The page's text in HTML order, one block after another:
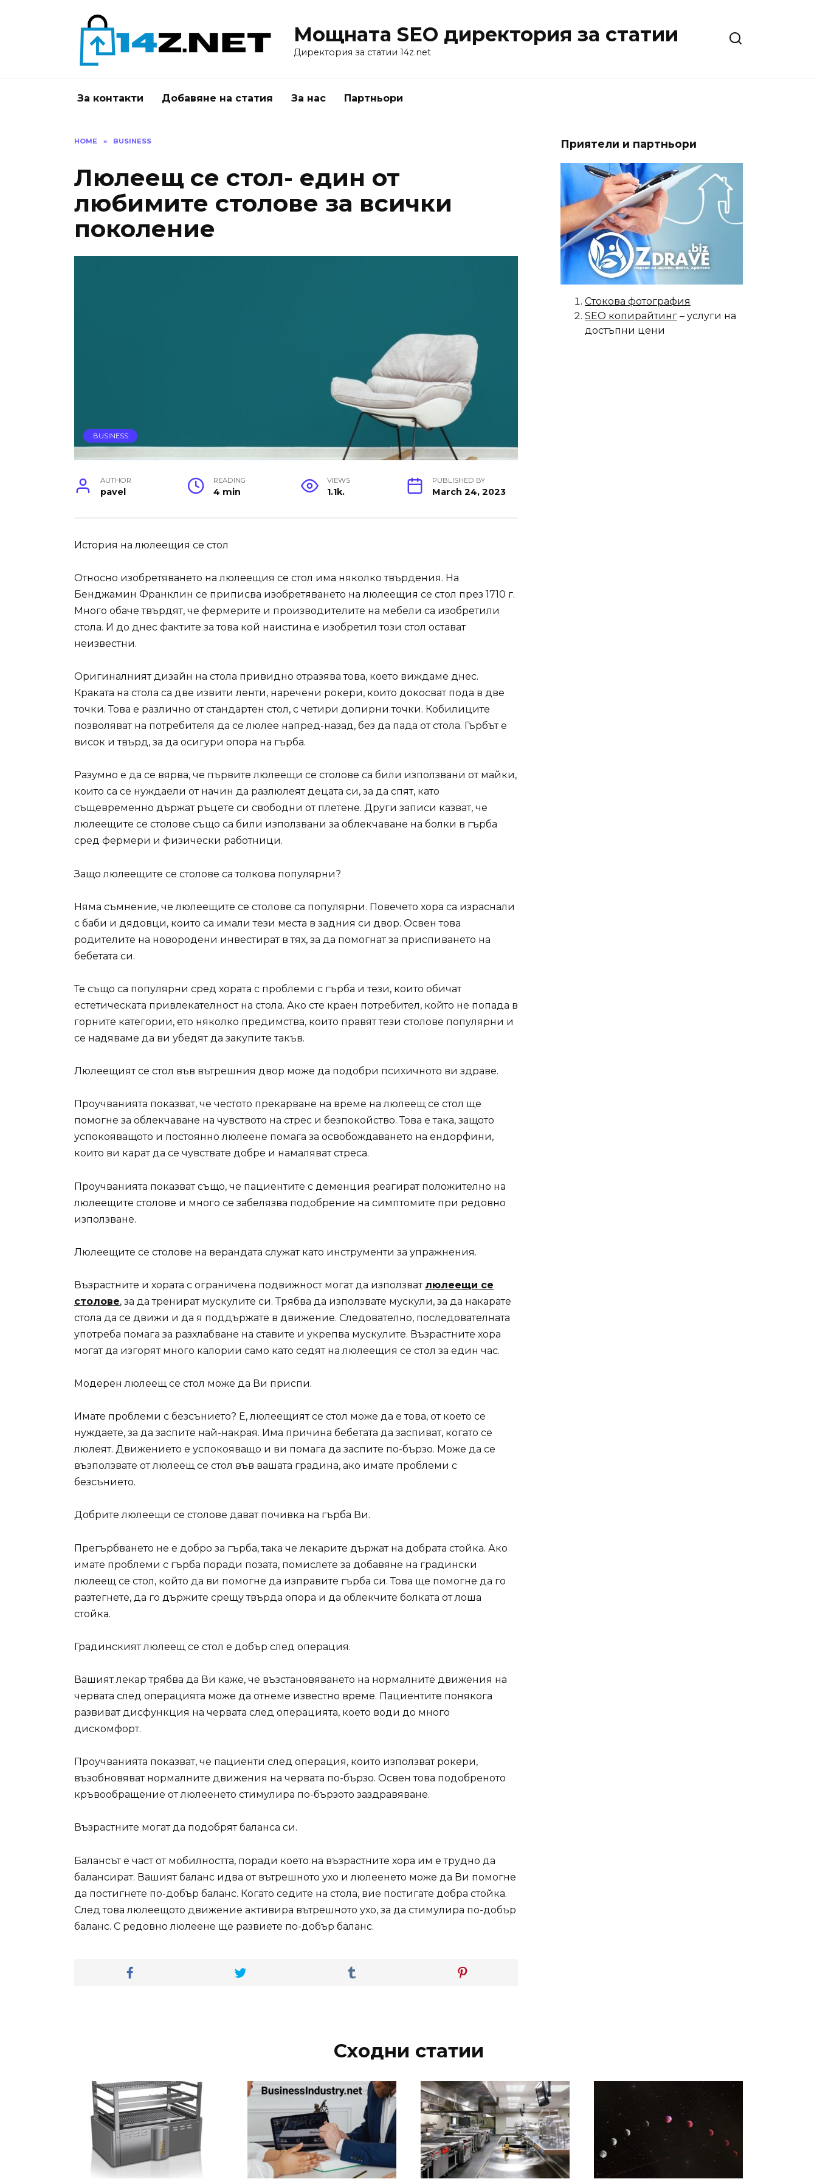
Мощната SEO директория за статии
Директория за статии 14z.net
За контакти Добавяне на статия За нас Партньори
HOME » BUSINESS
Люлеещ се стол- един от
любимите столове за всички
поколение
BUSINESS
AUTHOR
pavel
READING
4 min
VIEWS
1.1k.
PUBLISHED BY
March 24, 2023
История на люлеещия се стол
Относно изобретяването на люлеещия се стол има няколко твърдения. На
Бенджамин Франклин се приписва изобретяването на люлеещия се стол през 1710 г.
Много обаче твърдят, че фермерите и производителите на мебели са изобретили
стола. И до днес фактите за това кой наистина е изобретил този стол остават
неизвестни.
Оригиналният дизайн на стола привидно отразява това, което виждаме днес.
Краката на стола са две извити ленти, наречени рокери, които докосват пода в две
точки. Това е различно от стандартен стол, с четири допирни точки. Кобилиците
позволяват на потребителя да се люлее напред-назад, без да пада от стола. Гърбът е
висок и твърд, за да осигури опора на гърба.
Разумно е да се вярва, че първите люлеещи се столове са били използвани от майки,
които са се нуждаели от начин да разлюлеят децата си, за да спят, като
същевременно държат ръцете си свободни от плетене. Други записи казват, че
люлеещите се столове също са били използвани за облекчаване на болки в гърба
сред фермери и физически работници.
Защо люлеещите се столове са толкова популярни?
Няма съмнение, че люлеещите се столове са популярни. Повечето хора са израснали
с баби и дядовци, които са имали тези места в задния си двор. Освен това
родителите на новородени инвестират в тях, за да помогнат за приспиването на
бебетата си.
Те също са популярни сред хората с проблеми с гърба и тези, които обичат
естетическата привлекателност на стола. Ако сте краен потребител, който не попада в
горните категории, ето няколко предимства, които правят тези столове популярни и
се надяваме да ви убедят да закупите такъв.
Люлеещият се стол във вътрешния двор може да подобри психичното ви здраве.
Проучванията показват, че честото прекарване на време на люлеещ се стол ще
помогне за облекчаване на чувството на стрес и безпокойство. Това е така, защото
успокояващото и постоянно люлеене помага за освобождаването на ендорфини,
които ви карат да се чувствате добре и намаляват стреса.
Проучванията показват също, че пациентите с деменция реагират положително на
люлеещите столове и много се забелязва подобрение на симптомите при редовно
използване.
Люлеещите се столове на верандата служат като инструменти за упражнения.
Възрастните и хората с ограничена подвижност могат да използват люлеещи се
столове, за да тренират мускулите си. Трябва да използвате мускули, за да накарате
стола да се движи и да я поддържате в движение. Следователно, последователната
употреба помага за разхлабване на ставите и укрепва мускулите. Възрастните хора
могат да изгорят много калории само като седят на люлеещия се стол за един час.
Модерен люлеещ се стол може да Ви приспи.
Имате проблеми с безсънието? Е, люлеещият се стол може да е това, от което се
нуждаете, за да заспите най-накрая. Има причина бебетата да заспиват, когато се
люлеят. Движението е успокояващо и ви помага да заспите по-бързо. Може да се
възползвате от люлеещ се стол във вашата градина, ако имате проблеми с
безсънието.
Добрите люлеещи се столове дават почивка на гърба Ви.
Прегърбването не е добро за гърба, така че лекарите държат на добрата стойка. Ако
имате проблеми с гърба поради позата, помислете за добавяне на градински
люлеещ се стол, който да ви помогне да изправите гърба си. Това ще помогне да го
разтегнете, да го държите срещу твърда опора и да облекчите болката от лоша
стойка.
Градинският люлеещ се стол е добър след операция.
Вашият лекар трябва да Ви каже, че възстановяването на нормалните движения на
червата след операцията може да отнеме известно време. Пациентите понякога
развиват дисфункция на червата след операцията, което води до много
дискомфорт.
Проучванията показват, че пациенти след операция, които използват рокери,
възобновяват нормалните движения на червата по-бързо. Освен това подобреното
кръвообращение от люлеенето стимулира по-бързото заздравяване.
Възрастните могат да подобрят баланса си.
Балансът е част от мобилността, поради което на възрастните хора им е трудно да
балансират. Вашият баланс идва от вътрешното ухо и люлеенето може да Ви помогне
да постигнете по-добър баланс. Когато седите на стола, вие постигате добра стойка.
След това люлеещото движение активира вътрешното ухо, за да стимулира по-добър
баланс. С редовно люлеене ще развиете по-добър баланс.
Приятели и партньори
Стокова фотография
SEO копирайтинг – услуги на
достъпни цени
Сходни статии